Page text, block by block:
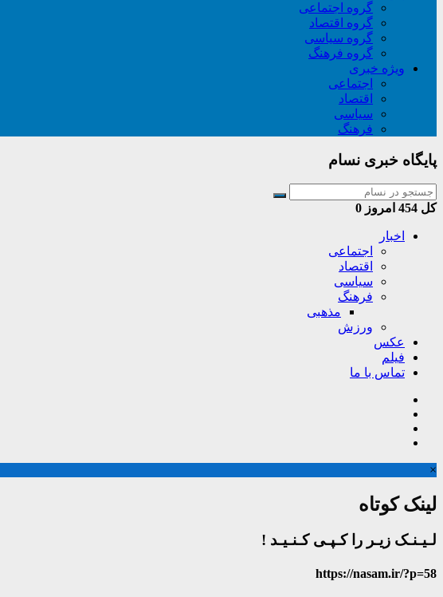
گروه اجتماعی
گروه اقتصاد
گروه سیاسی
گروه فرهنگ
ویژه خبری
اجتماعی
اقتصاد
سیاسی
فرهنگ
پایگاه خبری نسام
کل امروز 0
اخبار
اجتماعی
اقتصاد
سیاسی
فرهنگ
مذهبی
ورزش
عکس
فیلم
تماس با ما
×
لینک کوتاه
لـیـنـک زیـر را کـپـی کـنـیـد !
https://nasam.ir/?p=58